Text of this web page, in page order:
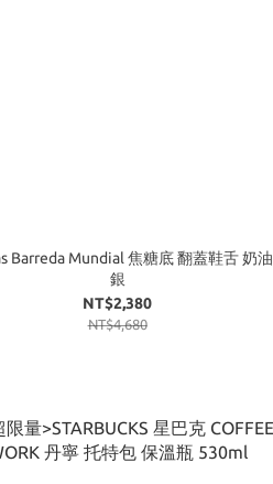
Barreda Mundial 焦糖底 翻蓋鞋舌 奶油
銀
NT$2,380
NT$4,680